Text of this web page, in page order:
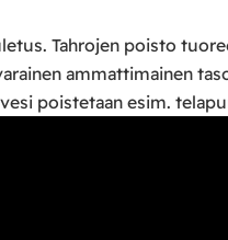
Tahrojen poisto
ammattimainen
poistetaan esim.